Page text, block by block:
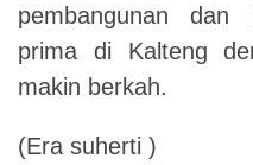
pembangunan dan
prima di Kalteng
makin berkah.
(Era suherti )